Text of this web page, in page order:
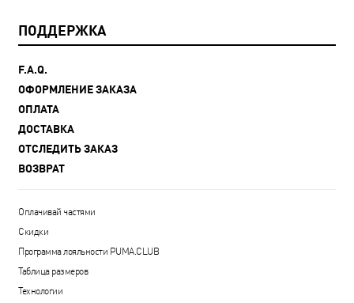
ПОДДЕРЖКА
F.A.Q.
ОФОРМЛЕНИЕ ЗАКАЗА
ОПЛАТА
ДОСТАВКА
ОТСЛЕДИТЬ ЗАКАЗ
ВОЗВРАТ
Оплачивай частями
Скидки
Программа лояльности PUMA.CLUB
Таблица размеров
Технологии